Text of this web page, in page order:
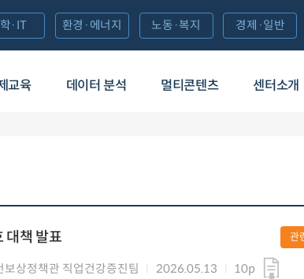
교육 데이터 분석 멀티콘텐츠 센터소개
·IT 환경·에너지 노동·복지 경제·일반
대책 발표
상정책관 직업건강증진팀 2026.05.13 10p
관